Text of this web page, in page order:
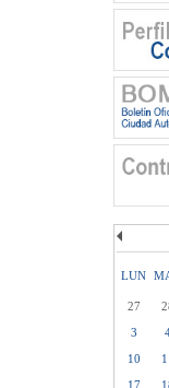
LUN
27
3
10
17